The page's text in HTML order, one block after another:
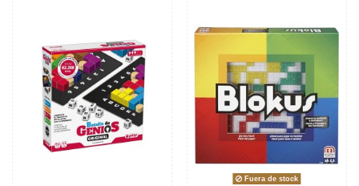
Fuera de stock